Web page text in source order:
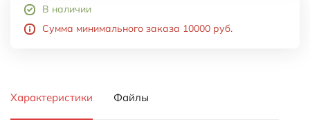
В наличии
Сумма минимального заказа 10000 руб.
Характеристики Файлы